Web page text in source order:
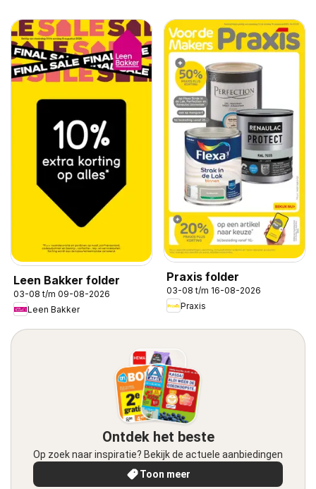
Leen Bakker folder
03-08 t/m 09-08-2026
Leen Bakker
Praxis folder
03-08 t/m 16-08-2026
Praxis
Ontdek het beste
Op zoek naar inspiratie? Bekijk de actuele aanbiedingen
Toon meer